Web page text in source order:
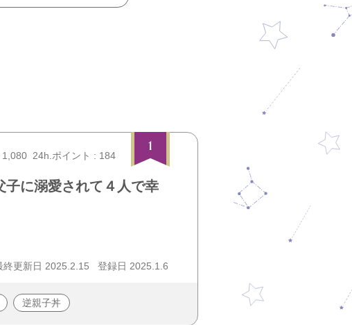
1
1,080 24h.ポイント : 184
子に溺愛されて４人で幸
終更新日 2025.2.15 登録日 2025.1.6
逆親子丼